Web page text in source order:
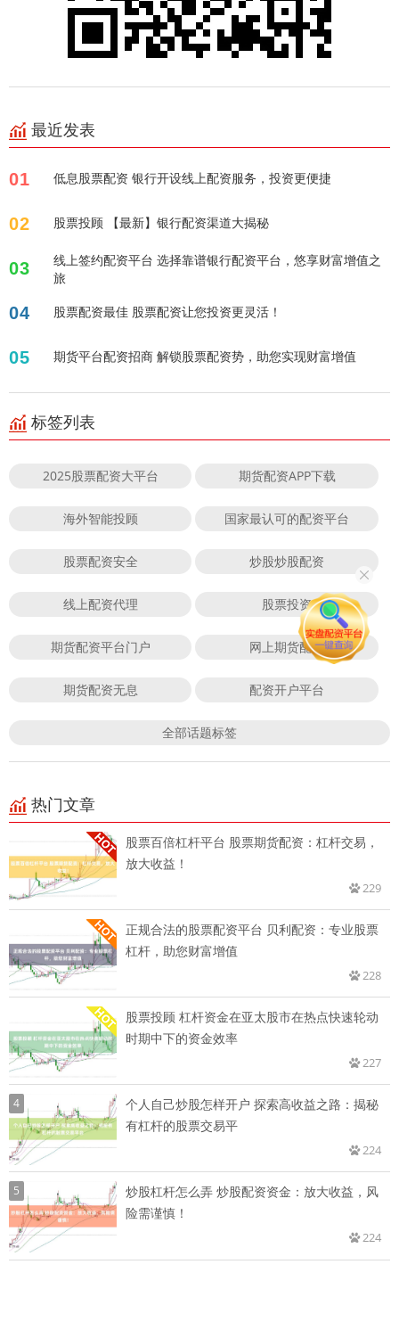
最近发表
01 低息股票配资 银行开设线上配资服务，投资更便捷
02 股票投顾 【最新】银行配资渠道大揭秘
03
线上签约配资平台 选择靠谱银行配资平台，悠享财富增值之
旅
04 股票配资最佳 股票配资让您投资更灵活！
05 期货平台配资招商 解锁股票配资势，助您实现财富增值
标签列表
2025股票配资大平台 期货配资APP下载
海外智能投顾 国家最认可的配资平台
股票配资安全 炒股炒股配资
线上配资代理 股票投资
期货配资平台门户 网上期货配资
期货配资无息 配资开户平台
全部话题标签
热门文章
股票百倍杠杆平台 股票期货配资：杠杆交易，
放大收益！
229
正规合法的股票配资平台 贝利配资：专业股票
杠杆，助您财富增值
228
股票投顾 杠杆资金在亚太股市在热点快速轮动
时期中下的资金效率
227
4
个人自己炒股怎样开户 探索高收益之路：揭秘
有杠杆的股票交易平
224
5
炒股杠杆怎么弄 炒股配资资金：放大收益，风
险需谨慎！
224